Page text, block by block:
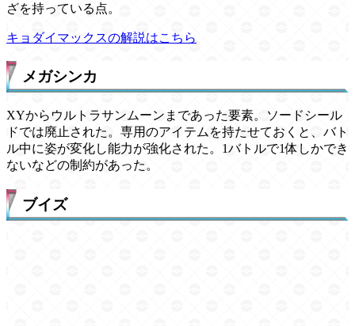
ざを持っている点。
キョダイマックスの解説はこちら
メガシンカ
XYからウルトラサンムーンまであった要素。ソードシール
ドでは廃止された。専用のアイテムを持たせておくと、バト
ル中に姿が変化し能力が強化された。1バトルで1体しかでき
ないなどの制約があった。
ブイズ